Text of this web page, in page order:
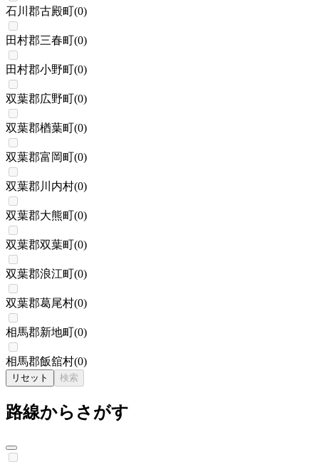
石川郡古殿町(0)
田村郡三春町(0)
田村郡小野町(0)
双葉郡広野町(0)
双葉郡楢葉町(0)
双葉郡富岡町(0)
双葉郡川内村(0)
双葉郡大熊町(0)
双葉郡双葉町(0)
双葉郡浪江町(0)
双葉郡葛尾村(0)
相馬郡新地町(0)
相馬郡飯舘村(0)
リセット 検索
路線からさがす